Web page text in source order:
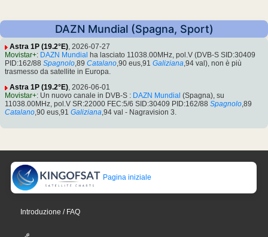
DAZN Mundial (Spagna, Sport)
Astra 1P (19.2°E), 2026-07-27
Movistar+: DAZN Mundial ha lasciato 11038.00MHz, pol.V (DVB-S SID:30409
PID:162/88 Spagnolo,89 Catalano,90 eus,91 Galiziana,94 val), non è più
trasmesso da satellite in Europa.
Astra 1P (19.2°E), 2026-06-01
Movistar+: Un nuovo canale in DVB-S : DAZN Mundial (Spagna), su
11038.00MHz, pol.V SR:22000 FEC:5/6 SID:30409 PID:162/88 Spagnolo,89
Catalano,90 eus,91 Galiziana,94 val - Nagravision 3.
Pagina iniziale
Introduzione / FAQ